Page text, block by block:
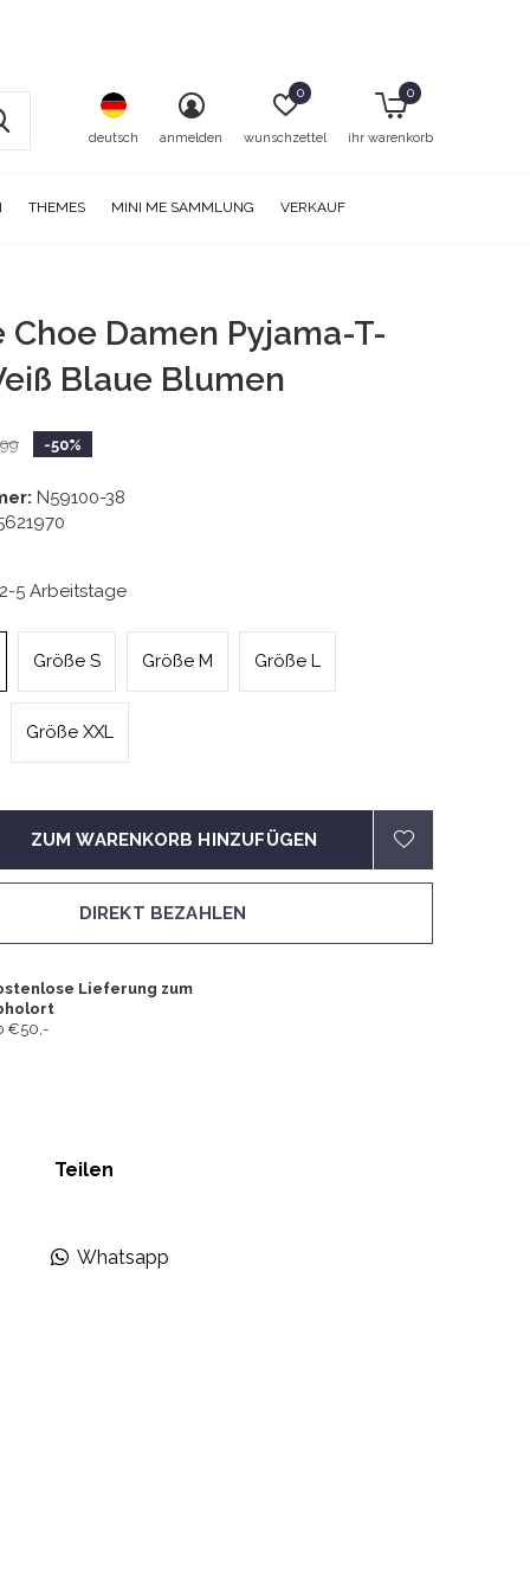
THEMES MINI ME SAMMLUNG VERKAUF
deutsch anmelden wunschzettel
0
ihr warenkorb
0
Choe Damen Pyjama-T-
Blaue Blumen
-50%
N59100-38
5 Arbeitstage
Größe S Größe M Größe L
Größe XXL
ZUM WARENKORB HINZUFÜGEN
DIREKT BEZAHLEN
Lieferung zum
€50,-
Teilen
Whatsapp